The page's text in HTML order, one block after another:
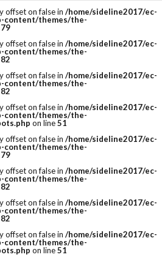
offset on false in /home/sideline2017/ec-
content/themes/the-
79
offset on false in /home/sideline2017/ec-
content/themes/the-
82
offset on false in /home/sideline2017/ec-
content/themes/the-
82
offset on false in /home/sideline2017/ec-
content/themes/the-
on line51
offset on false in /home/sideline2017/ec-
content/themes/the-
79
offset on false in /home/sideline2017/ec-
content/themes/the-
82
offset on false in /home/sideline2017/ec-
content/themes/the-
82
offset on false in /home/sideline2017/ec-
content/themes/the-
on line51
CSV 一括 csvファイル
マース EC ECサイト
祭り PRオプション
R-Karte RaCoupon
検索
SEO チェック